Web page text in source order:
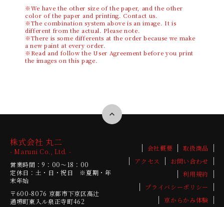
※We have the other size of the paper, and the other
color of the paper and printing. Contact us.
※The combination system above is an image. It is
different from the actual. Please note.
※There is some differents at the order because we make
a new paint at every order.
※Read and follow the User Agreement before you print
the images on this page.
株式会社 丸二
- Maruni Co., Ltd. -
営業時間：9：00～18：00
定休日：土・日・祝日 ※夏期・年
末年始
〒600-8076 京都市下京区高辻
通堺町東入ル泉正寺町462
会社概要
取扱商品
アクセス
お問い合わせ
利用規約
プライバシーポリシー
京からかみ体験